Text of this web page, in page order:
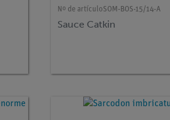
Nº de artículoSOM-BOS-15/14-A
Sauce Catkin